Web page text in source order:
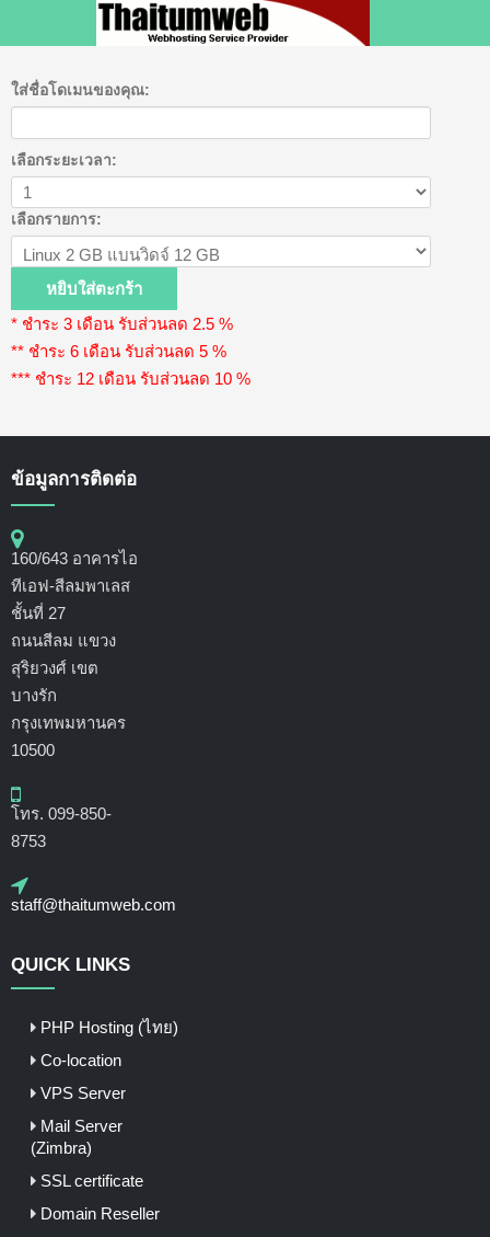
ใส่ชื่อโดเมนของคุณ:
เลือกระยะเวลา:
เลือกรายการ:
* ชำระ 3 เดือน รับส่วนลด 2.5 %
** ชำระ 6 เดือน รับส่วนลด 5 %
*** ชำระ 12 เดือน รับส่วนลด 10 %
ข้อมูลการติดต่อ
160/643 อาคารไอ
ทีเอฟ-สีลมพาเลส
ชั้นที่ 27
ถนนสีลม แขวง
สุริยวงศ์ เขต
บางรัก
กรุงเทพมหานคร
10500
โทร. 099-850-
8753
staff@thaitumweb.com
QUICK LINKS
PHP Hosting (ไทย)
Co-location
VPS Server
Mail Server
(Zimbra)
SSL certificate
Domain Reseller